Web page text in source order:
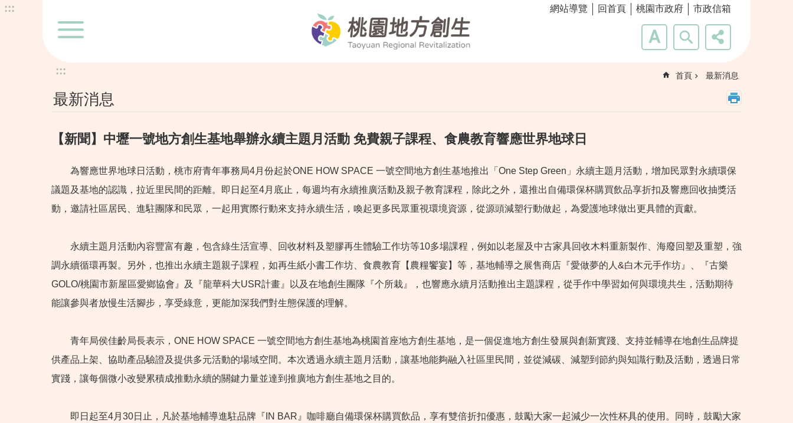
跳到主要內容區塊
::: 網站導覽 回首頁 桃園市政府 市政信箱
::: 首頁 最新消息
最新消息
【新聞】中壢一號地方創生基地舉辦永續主題月活動 免費親子課程、食農教育響應世界地球日
為響應世界地球日活動，桃市府青年事務局4月份起於ONE HOW SPACE 一號空間地方創生基地推出「One Step Green」永續主題月活動，增加民眾對永續環保
議題及基地的認識，拉近里民間的距離。即日起至4月底止，每週均有永續推廣活動及親子教育課程，除此之外，還推出自備環保杯購買飲品享折扣及響應回收抽獎活
動，邀請社區居民、進駐團隊和民眾，一起用實際行動來支持永續生活，喚起更多民眾重視環境資源，從源頭減塑行動做起，為愛護地球做出更具體的貢獻。
永續主題月活動內容豐富有趣，包含綠生活宣導、回收材料及塑膠再生體驗工作坊等10多場課程，例如以老屋及中古家具回收木料重新製作、海廢回塑及重塑，強
調永續循環再製。另外，也推出永續主題親子課程，如再生紙小書工作坊、食農教育【農糧饗宴】等，基地輔導之展售商店『愛做夢的人&白木元手作坊』、『古樂
GOLO/桃園市新屋區愛鄉協會』及『龍華科大USR計畫』以及在地創生團隊『个所栽』，也響應永續月活動推出主題課程，從手作中學習如何與環境共生，活動期待
能讓參與者放慢生活腳步，享受綠意，更能加深我們對生態保護的理解。
青年局侯佳齡局長表示，ONE HOW SPACE 一號空間地方創生基地為桃園首座地方創生基地，是一個促進地方創生發展與創新實踐、支持並輔導在地創生品牌提
供產品上架、協助產品驗證及提供多元活動的場域空間。本次透過永續主題月活動，讓基地能夠融入社區里民間，並從減碳、減塑到節約與知識行動及活動，透過日常
實踐，讓每個微小改變累積成推動永續的關鍵力量並達到推廣地方創生基地之目的。
即日起至4月30日止，凡於基地輔導進駐品牌『IN BAR』咖啡廳自備環保杯購買飲品，享有雙倍折扣優惠，鼓勵大家一起減少一次性杯具的使用。同時，鼓勵大家